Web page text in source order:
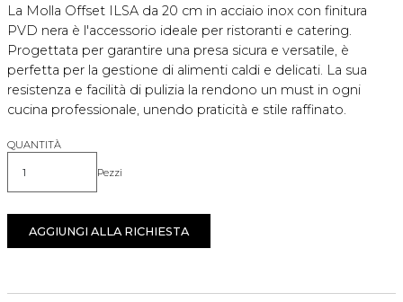
La Molla Offset ILSA da 20 cm in acciaio inox con finitura
PVD nera è l'accessorio ideale per ristoranti e catering.
Progettata per garantire una presa sicura e versatile, è
perfetta per la gestione di alimenti caldi e delicati. La sua
resistenza e facilità di pulizia la rendono un must in ogni
cucina professionale, unendo praticità e stile raffinato.
QUANTITÀ
Quantità Pezzi
AGGIUNGI ALLA RICHIESTA